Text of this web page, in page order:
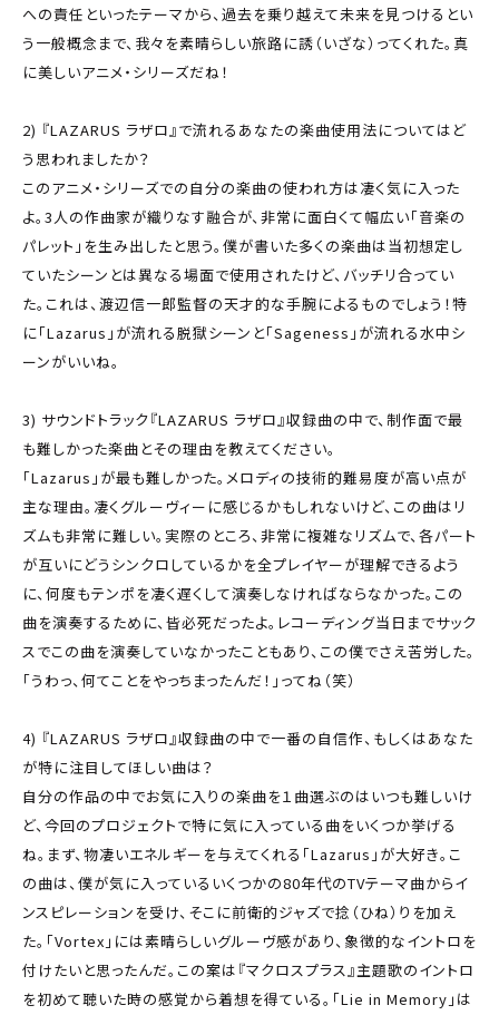
への責任といったテーマから、過去を乗り越えて未来を見つけるとい
う一般概念まで、我々を素晴らしい旅路に誘（いざな）ってくれた。真
に美しいアニメ・シリーズだね！
2) 『LAZARUS ラザロ』で流れるあなたの楽曲使用法についてはど
う思われましたか？
このアニメ・シリーズでの自分の楽曲の使われ方は凄く気に入った
よ。3人の作曲家が織りなす融合が、非常に面白くて幅広い「音楽の
パレット」を生み出したと思う。僕が書いた多くの楽曲は当初想定し
ていたシーンとは異なる場面で使用されたけど、バッチリ合ってい
た。これは、渡辺信一郎監督の天才的な手腕によるものでしょう！特
に「Lazarus」が流れる脱獄シーンと「Sageness」が流れる水中シ
ーンがいいね。
3) サウンドトラック『LAZARUS ラザロ』収録曲の中で、制作面で最
も難しかった楽曲とその理由を教えてください。
「Lazarus」が最も難しかった。メロディの技術的難易度が高い点が
主な理由。凄くグルーヴィーに感じるかもしれないけど、この曲はリ
ズムも非常に難しい。実際のところ、非常に複雑なリズムで、各パート
が互いにどうシンクロしているかを全プレイヤーが理解できるよう
に、何度もテンポを凄く遅くして演奏しなければならなかった。この
曲を演奏するために、皆必死だったよ。レコーディング当日までサック
スでこの曲を演奏していなかったこともあり、この僕でさえ苦労した。
「うわっ、何てことをやっちまったんだ！」ってね（笑）
4) 『LAZARUS ラザロ』収録曲の中で一番の自信作、もしくはあなた
が特に注目してほしい曲は？
自分の作品の中でお気に入りの楽曲を１曲選ぶのはいつも難しいけ
ど、今回のプロジェクトで特に気に入っている曲をいくつか挙げる
ね。まず、物凄いエネルギーを与えてくれる「Lazarus」が大好き。こ
の曲は、僕が気に入っているいくつかの80年代のTVテーマ曲からイ
ンスピレーションを受け、そこに前衛的ジャズで捻（ひね）りを加え
た。「Vortex」には素晴らしいグルーヴ感があり、象徴的なイントロを
付けたいと思ったんだ。この案は『マクロスプラス』主題歌のイントロ
を初めて聴いた時の感覚から着想を得ている。「Lie in Memory」は